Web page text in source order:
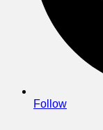
Follow